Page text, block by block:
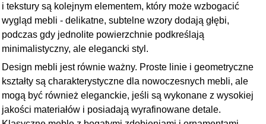
i tekstury są kolejnym elementem, który może wzbogacić
wygląd mebli - delikatne, subtelne wzory dodają głębi,
podczas gdy jednolite powierzchnie podkreślają
minimalistyczny, ale elegancki styl.
Design mebli jest równie ważny. Proste linie i geometryczne
kształty są charakterystyczne dla nowoczesnych mebli, ale
mogą być również eleganckie, jeśli są wykonane z wysokiej
jakości materiałów i posiadają wyrafinowane detale.